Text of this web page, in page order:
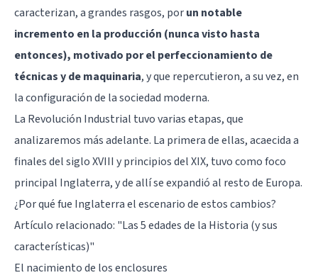
caracterizan, a grandes rasgos, porun notable
incremento en la producción (nunca visto hasta
entonces), motivado por el perfeccionamiento de
técnicas y de maquinaria, y que repercutieron, a su vez, en
la configuración de la sociedad moderna.
La Revolución Industrial tuvo varias etapas, que
analizaremos más adelante. La primera de ellas, acaecida a
finales del siglo XVIII y principios del XIX, tuvo como foco
principal Inglaterra, y de allí se expandió al resto de Europa.
¿Por qué fue Inglaterra el escenario de estos cambios?
Artículo relacionado: "Las 5 edades de la Historia (y sus
características)"
El nacimiento de los enclosures